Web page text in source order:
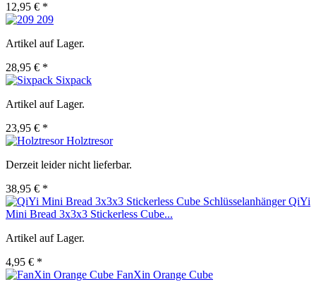
12,95 € *
209
Artikel auf Lager.
28,95 € *
Sixpack
Artikel auf Lager.
23,95 € *
Holztresor
Derzeit leider nicht lieferbar.
38,95 € *
QiYi
Mini Bread 3x3x3 Stickerless Cube...
Artikel auf Lager.
4,95 € *
FanXin Orange Cube